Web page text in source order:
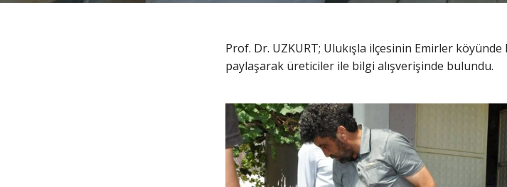
Prof. Dr. UZKURT; Ulukışla ilçesinin Emirler
paylaşarak üreticiler ile bilgi alışverişinde bulundu.